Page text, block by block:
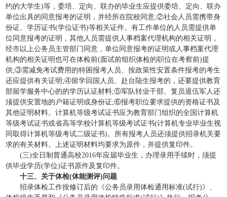
约的大学生)等，委培、定向、联办的毕业生应提供委培、定向、联办
单位出具的同意报考的证明，并经所在院校同意;②社会人员需携带身
份证、学历证书(学位证书)等相关证件。有工作单位的人员需提供单
位同意报考的证明，其他人员需提供人事档案代理机构的相关证明，
经市以上公务员主管部门同意，单位同意报考的证明或人事档案代理
机构的相关证明也可在体检前(面试前组织体检的职位在考察前)提
供;③需减免考试费用的特困报考人员、按政策性安置条件报考的考生
还应提供有关证明;④留学回国人员、赴台陆生报考的，还要提供教育
部留学服务中心的的学历认证材料;⑤军队转业干部、复员退伍军人还
须提供安置地的户籍证明或身份证;⑥报考职位要求提供的资格证书及
其他证明材料。计算机等级考试证书应为教育部门组织的全国计算机
等级考试证书或省高等学校计算机等级考试证书(计算机专业毕业生视
同取得计算机等级考试二级证书)。所有报考人员还须提供招录机关要
求的有关材料。上述证明材料均要求为原件，并提供复印件。
(三)全日制普通高校2016年应届毕业生，办理录用手续时，须提
供毕业学历(学位)证书原件及复印件。
十三、关于体检(体能测评)问题
招录体检工作按修订后的《公务员录用体检通用标准(试行)》、